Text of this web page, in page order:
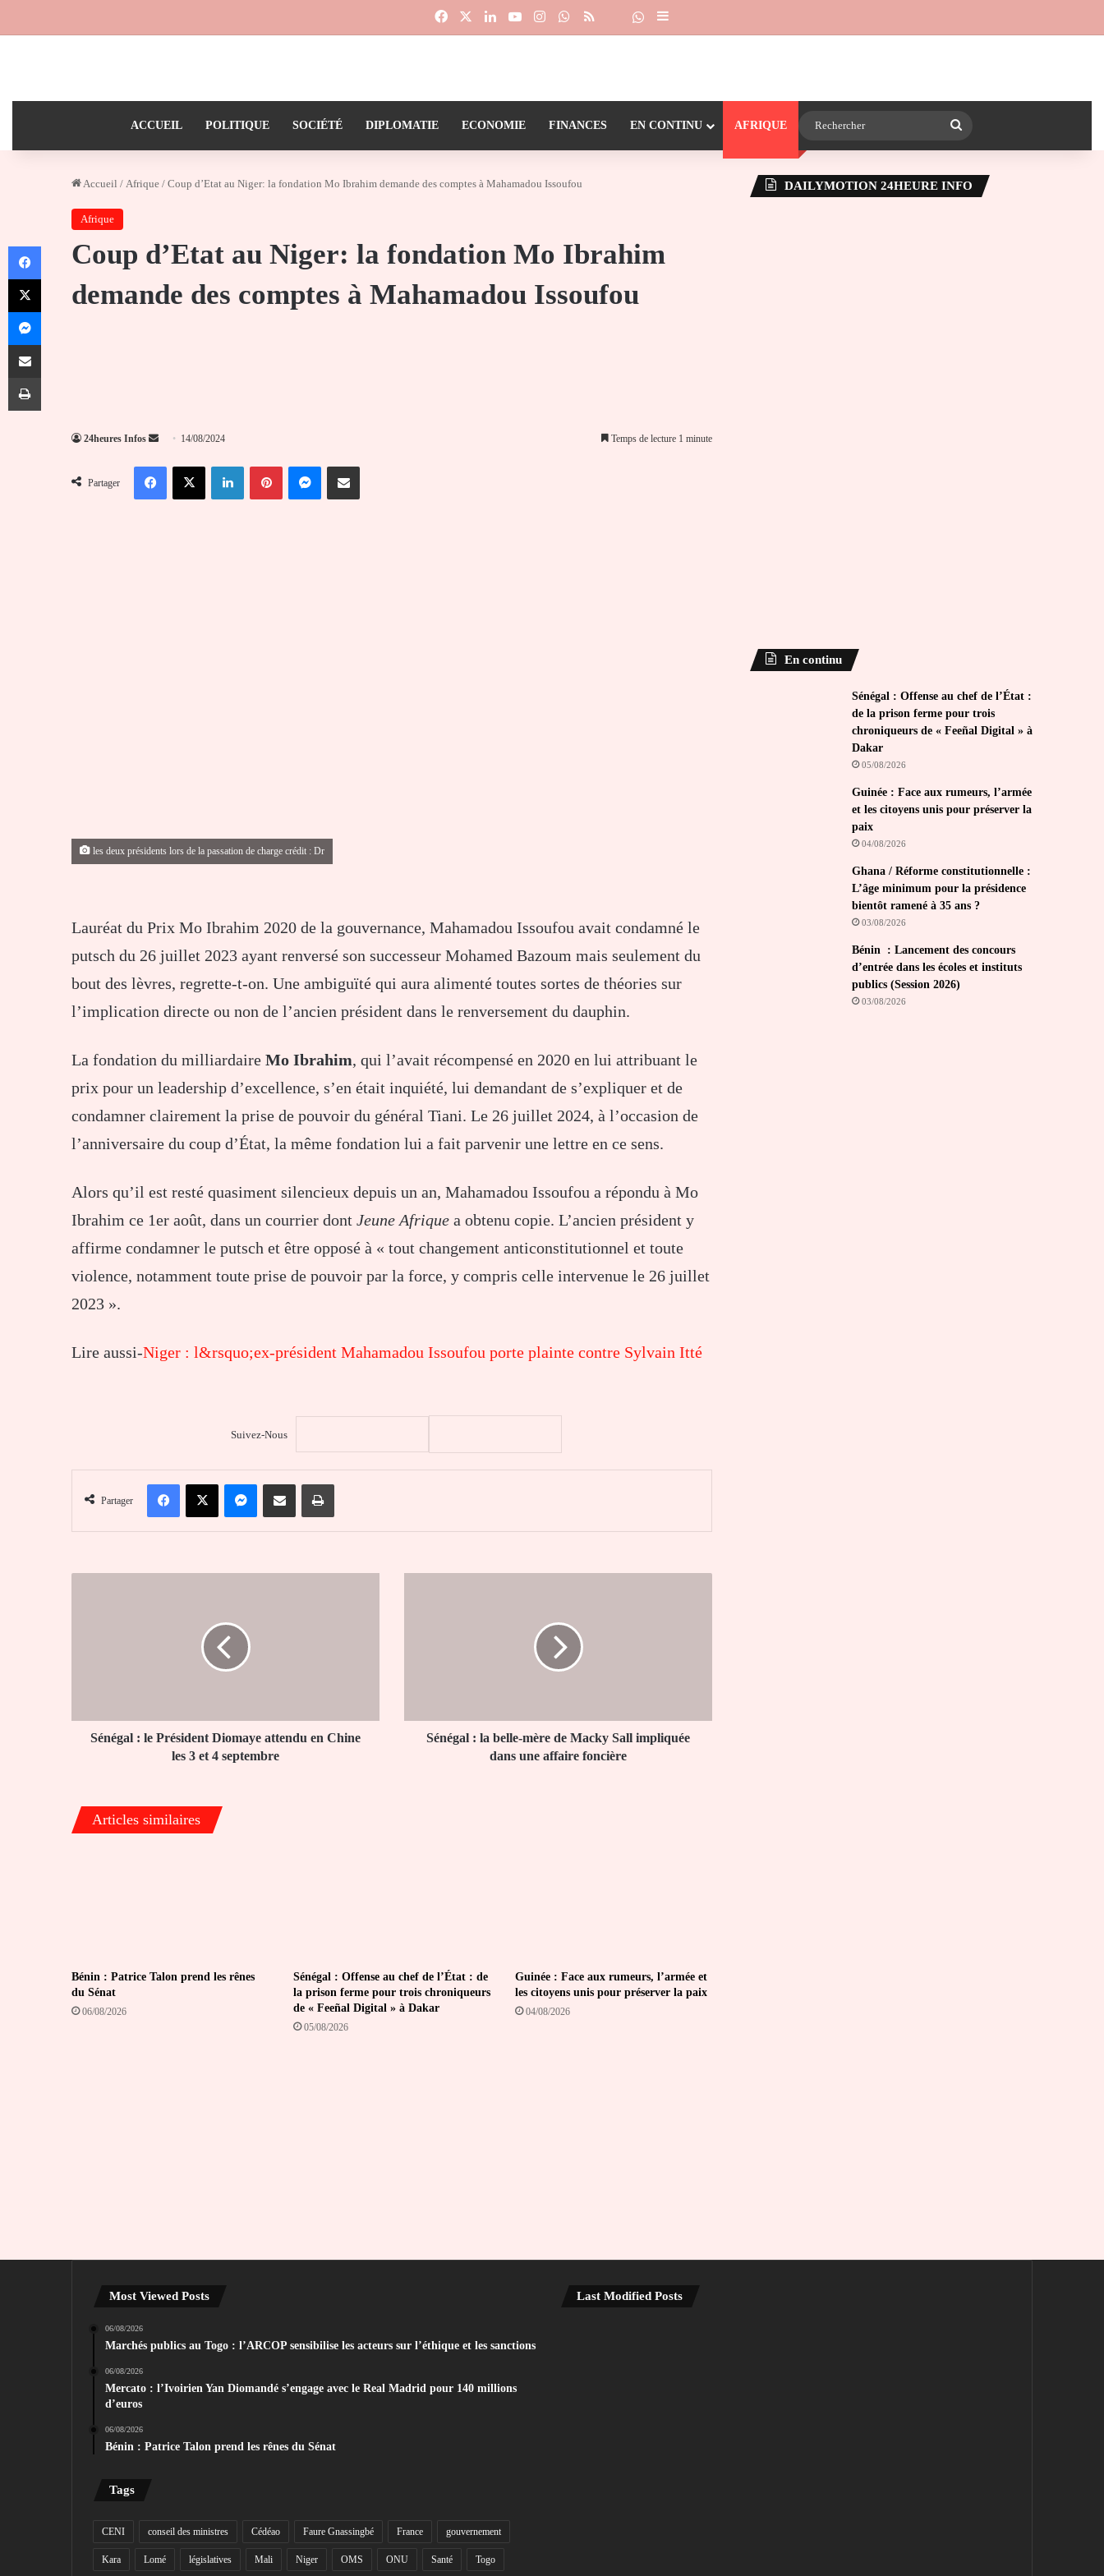
FacebookLinkedinYouTubeInstagramWhatsApp
RSS Dailymotion
Suivre la chaîne 24heureinfo sur WhatsApp
Sidebar (barre latérale)
ACCUEIL POLITIQUE SOCIÉTÉ DIPLOMATIE ECONOMIE FINANCES EN CONTINU AFRIQUE
Accueil / Afrique / Coup d’Etat au Niger: la fondation Mo Ibrahim demande des comptes à Mahamadou Issoufou
Afrique
Coup d’Etat au Niger: la fondation Mo Ibrahim
demande des comptes à Mahamadou Issoufou
24heures Infos
Envoyer
courriel
14/08/2024 Temps de lecture 1 minute
Partager
FacebookX LinkedinPinterestMessengerPartager par email
les deux présidents lors de la passation de charge crédit : Dr
Lauréat du Prix Mo Ibrahim 2020 de la gouvernance, Mahamadou Issoufou avait condamné le
putsch du 26 juillet 2023 ayant renversé son successeur Mohamed Bazoum mais seulement du
bout des lèvres, regrette-t-on. Une ambiguïté qui aura alimenté toutes sortes de théories sur
l’implication directe ou non de l’ancien président dans le renversement du dauphin.
La fondation du milliardaire Mo Ibrahim, qui l’avait récompensé en 2020 en lui attribuant le
prix pour un leadership d’excellence, s’en était inquiété, lui demandant de s’expliquer et de
condamner clairement la prise de pouvoir du général Tiani. Le 26 juillet 2024, à l’occasion de
l’anniversaire du coup d’État, la même fondation lui a fait parvenir une lettre en ce sens.
Alors qu’il est resté quasiment silencieux depuis un an, Mahamadou Issoufou a répondu à Mo
Ibrahim ce 1er août, dans un courrier dont Jeune Afrique a obtenu copie. L’ancien président y
affirme condamner le putsch et être opposé à « tout changement anticonstitutionnel et toute
violence, notamment toute prise de pouvoir par la force, y compris celle intervenue le 26 juillet
2023 ».
Lire aussi-Niger : l&rsquo;ex-président Mahamadou Issoufou porte plainte contre Sylvain Itté
Suivez-Nous
Partager
FacebookX MessengerPartager par email Imprimer
les
Sénégal : le Président Diomaye attendu en Chine
les 3 et 4 septembre
impliquée
Sénégal : la belle-mère de Macky Sall impliquée
dans une affaire foncière
Articles similaires
Bénin : Patrice Talon prend les rênes
du Sénat
06/08/2026
Sénégal : Offense au chef de l’État : de
la prison ferme pour trois chroniqueurs
de « Feeñal Digital » à Dakar
05/08/2026
Guinée : Face aux rumeurs, l’armée et
les citoyens unis pour préserver la paix
04/08/2026
DAILYMOTION 24HEURE INFO
En continu
Sénégal : Offense au chef de l’État :
de la prison ferme pour trois
chroniqueurs de « Feeñal Digital » à
Dakar
05/08/2026
Guinée : Face aux rumeurs, l’armée
et les citoyens unis pour préserver la
paix
04/08/2026
Ghana / Réforme constitutionnelle :
L’âge minimum pour la présidence
bientôt ramené à 35 ans ?
03/08/2026
Bénin : Lancement des concours
d’entrée dans les écoles et instituts
publics (Session 2026)
03/08/2026
Most Viewed Posts
06/08/2026
Marchés publics au Togo : l’ARCOP sensibilise les acteurs sur l’éthique et les sanctions
06/08/2026
Mercato : l’Ivoirien Yan Diomandé s’engage avec le Real Madrid pour 140 millions
d’euros
06/08/2026
Bénin : Patrice Talon prend les rênes du Sénat
Tags
CENI conseil des ministres Cédéao Faure Gnassingbé France gouvernement
Kara Lomé législatives Mali Niger OMS ONU Santé Togo
Last Modified Posts
Facebook
X
Messenger
Partager par email